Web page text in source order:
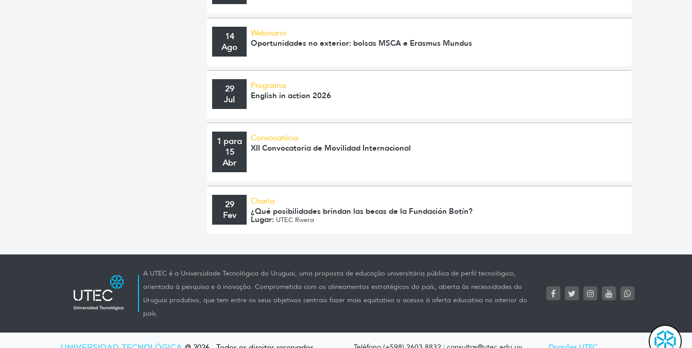
14
Ago
Webinario
Oportunidades no exterior: bolsas MSCA e Erasmus Mundus
29
Jul
Programa
English in action 2026
1 para
15
Abr
Convocatória
XII Convocatoria de Movilidad Internacional
29
Fev
Charla
¿Qué posibilidades brindan las becas de la Fundación Botín?
Lugar: UTEC Rivera
A UTEC é a Universidade Tecnológica do Uruguai, uma proposta de educação universitária pública de perfil tecnológico,
orientada à pesquisa e à inovação. Comprometida com os alineamentos estratégicos do país, aberta às necessidades do
Uruguai produtivo, que tem entre os seus objetivos centrais fazer mais equitativo o acesso à oferta educativa no interior do
país.